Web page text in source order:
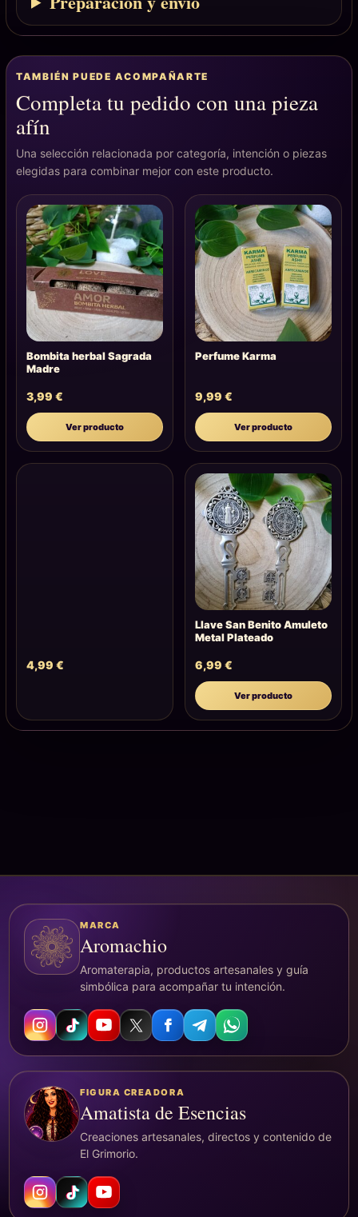
TAMBIÉN PUEDE ACOMPAÑARTE
Completa tu pedido con una pieza
afín
Una selección relacionada por categoría, intención o piezas
elegidas para combinar mejor con este producto.
Bombita herbal Sagrada
Madre
3,99 €
Ver producto
Perfume Karma
9,99 €
Ver producto
4,99 €
Llave San Benito Amuleto
Metal Plateado
6,99 €
Ver producto
MARCA
Aromachio
Aromaterapia, productos artesanales y guía
simbólica para acompañar tu intención.
FIGURA CREADORA
Amatista de Esencias
Creaciones artesanales, directos y contenido de
El Grimorio.